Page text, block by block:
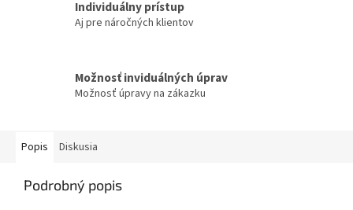
Individuálny prístup
Aj pre náročných klientov
Možnosť inviduálných úprav
Možnosť úpravy na zákazku
Popis Diskusia
Podrobný popis